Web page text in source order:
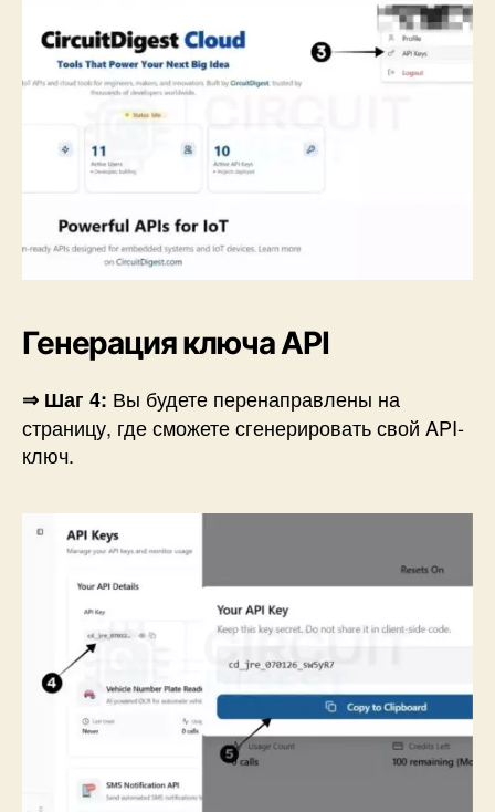
Генерация ключа API
⇒ Шаг 4: Вы будете перенаправлены на
страницу, где сможете сгенерировать свой API-
ключ.